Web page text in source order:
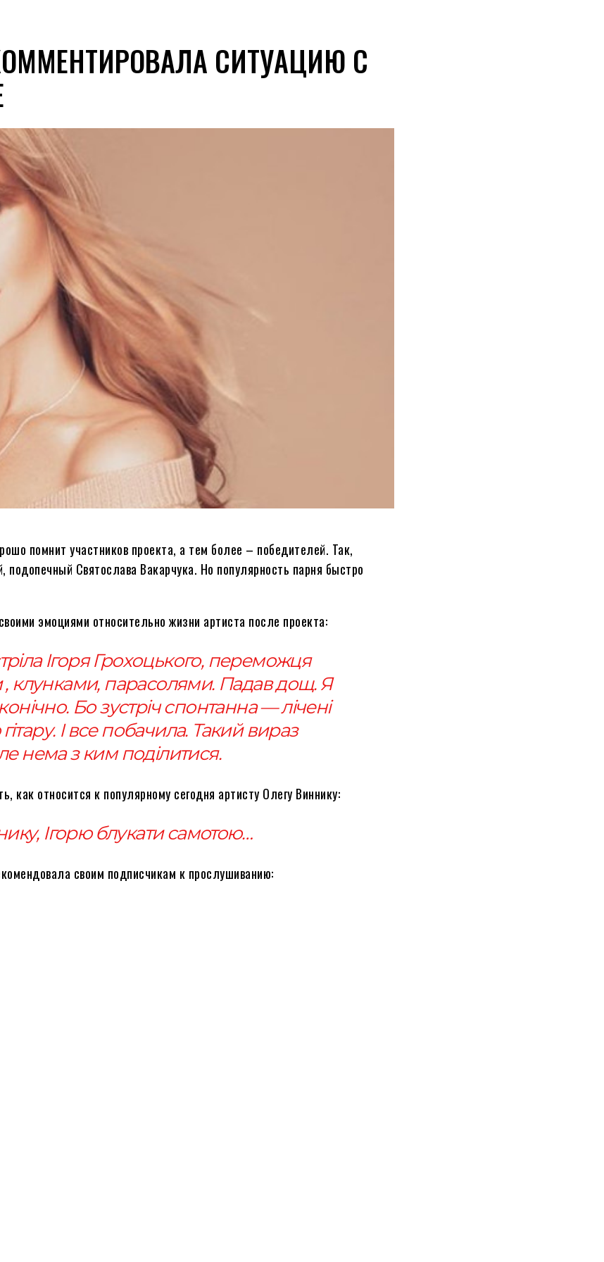
СИТУАЦИЮ С
помнит участников проекта, а тем более – победителей. Так,
Святослава Вакарчука. Но популярность парня быстро
эмоциями относительно жизни артиста после проекта:
Ігоря Грохоцького, переможця
, клунками, парасолями. Падав дощ. Я
Бо зустріч спонтанна — лічені
І все побачила. Такий вираз
нема з ким поділитися.
относится к популярному сегодня артисту Олегу Виннику:
Ігорю блукати самотою…
своим подписчикам к прослушиванию: